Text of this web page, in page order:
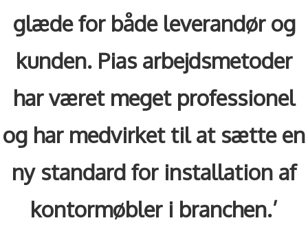
glæde for både leverandør og
kunden. Pias arbejdsmetoder
har været meget professionel
og har medvirket til at sætte en
ny standard for installation af
kontormøbler i branchen.’